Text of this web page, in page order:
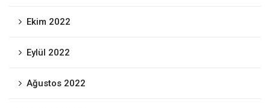
Ekim 2022
Eylül 2022
Ağustos 2022